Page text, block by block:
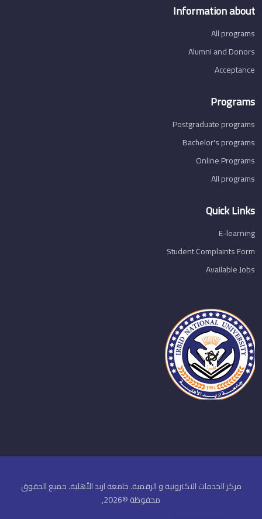
Information about
All programs
Alumni and Donors
Acceptance
Programs
Postgraduate programs
Bachelor's programs
Online Programs
All programs
Quick Links
E-learning
Student Complaints Form
Available Jobs
مركز الخدمات الاكترونية و الرقمية. جامعة اربد الأهلية. جميع الحقوق
محفوظة ©2026,